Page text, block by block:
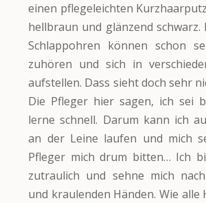
einen pflegeleichten
hellbraun und glänzend
Schlappohren können schon
zuhören und sich in
aufstellen. Dass sieht doch sehr
Die Pfleger hier sagen, ich sei
lerne schnell. Darum kann ich
an der Leine laufen und mich
Pfleger mich drum bitten… Ich
zutraulich und sehne mich
und kraulenden Händen. Wie alle